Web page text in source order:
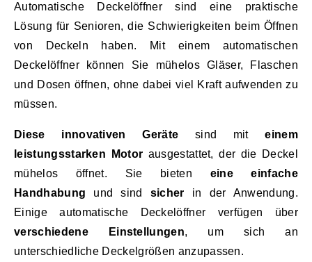
Automatische Deckelöffner sind eine praktische
Lösung für Senioren, die Schwierigkeiten beim Öffnen
von Deckeln haben. Mit einem automatischen
Deckelöffner können Sie mühelos Gläser, Flaschen
und Dosen öffnen, ohne dabei viel Kraft aufwenden zu
müssen.
Diese innovativen Geräte sind miteinem
leistungsstarken Motor ausgestattet, der die Deckel
mühelos öffnet. Sie bieten eine einfache
Handhabung und sind sicher in der Anwendung.
Einige automatische Deckelöffner verfügen über
verschiedene Einstellungen, um sich an
unterschiedliche Deckelgrößen anzupassen.